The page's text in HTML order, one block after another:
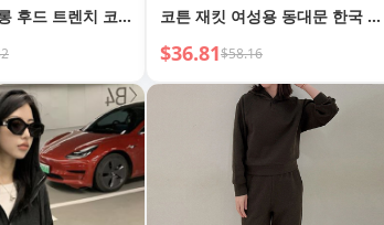
후드 트렌치 코
터 재킷 여성 가
코튼 재킷 여성용 동대문 한국 스
타일 루즈핏 롱 기장 오버더니 무
릎 빵빵 코튼 패딩 재킷
$36.81$58.16